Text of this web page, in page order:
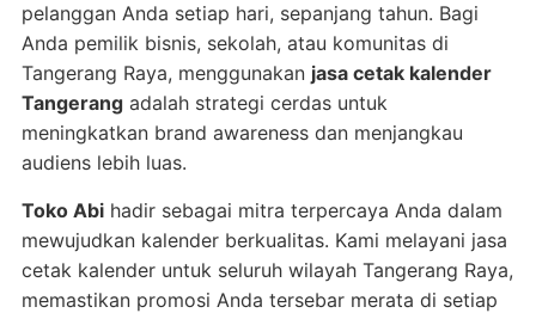
pelanggan Anda setiap hari, sepanjang tahun. Bagi
Anda pemilik bisnis, sekolah, atau komunitas di
Tangerang Raya, menggunakan jasa cetak kalender
Tangerangadalah strategi cerdas untuk
meningkatkan brand awareness dan menjangkau
audiens lebih luas.
Toko Abihadir sebagai mitra terpercaya Anda dalam
mewujudkan kalender berkualitas. Kami melayani jasa
cetak kalender untuk seluruh wilayah Tangerang Raya,
memastikan promosi Anda tersebar merata di setiap